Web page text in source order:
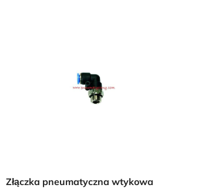
Złączka pneumatyczna wtykowa